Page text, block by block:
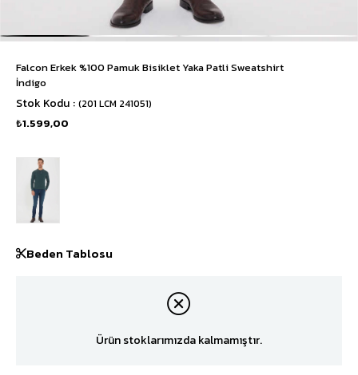
Falcon Erkek %100 Pamuk Bisiklet Yaka Patli Sweatshirt
İndigo
Stok Kodu (201 LCM 241051)
₺1.599,00
Beden Tablosu
Ürün stoklarımızda kalmamıştır.